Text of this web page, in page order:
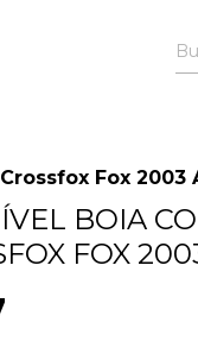
Fox 2003
BOIA
FOX